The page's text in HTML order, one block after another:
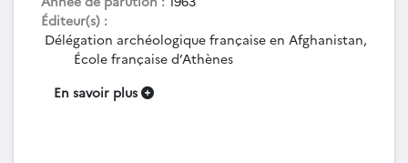
Éditeur(s) :
Délégation archéologique française en Afghanistan,
École française d’Athènes
En savoir plus